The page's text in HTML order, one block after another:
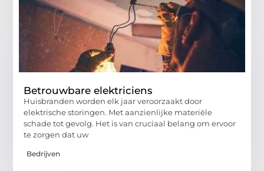
Betrouwbare elektriciens
Huisbranden worden elk jaar veroorzaakt door
elektrische storingen. Met aanzienlijke materiële
schade tot gevolg. Het is van cruciaal belang om ervoor
te zorgen dat uw
Bedrijven